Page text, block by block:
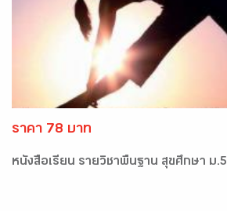
ราคา 78 บาท
หนังสือเรียน รายวิชาพื้นฐาน สุขศึกษา ม.5